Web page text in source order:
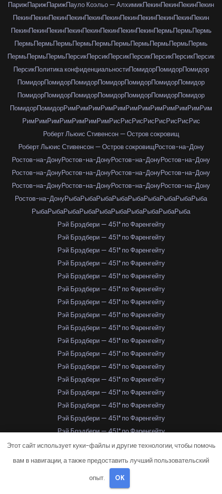
ПарижПарижПарижПауло Коэльо — АлхимикПекинПекинПекинПекин
ПекинПекинПекинПекинПекинПекинПекинПекинПекинПекинПекин
ПекинПекинПекинПекинПекинПекинПекинПекинПермьПермьПермь
ПермьПермьПермьПермьПермьПермьПермьПермьПермьПермь
ПермьПермьПермьПерсикПерсикПерсикПерсикПерсикПерсикПерсик
ПерсикПолитика конфиденциальностиПомидорПомидорПомидор
ПомидорПомидорПомидорПомидорПомидорПомидорПомидор
ПомидорПомидорПомидорПомидорПомидорПомидорПомидор
ПомидорПомидорРимРимРимРимРимРимРимРимРимРимРимРим
РимРимРимРимРимРимРимРисРисРисРисРисРисРисРис
Роберт Льюис Стивенсон — Остров сокровищ
Роберт Льюис Стивенсон — Остров сокровищРостов-на-Дону
Ростов-на-ДонуРостов-на-ДонуРостов-на-ДонуРостов-на-Дону
Ростов-на-ДонуРостов-на-ДонуРостов-на-ДонуРостов-на-Дону
Ростов-на-ДонуРостов-на-ДонуРостов-на-ДонуРостов-на-Дону
Ростов-на-ДонуРыбаРыбаРыбаРыбаРыбаРыбаРыбаРыбаРыба
РыбаРыбаРыбаРыбаРыбаРыбаРыбаРыбаРыбаРыба
Рэй Брэдбери — 451° по Фаренгейту
Рэй Брэдбери — 451° по Фаренгейту
Рэй Брэдбери — 451° по Фаренгейту
Рэй Брэдбери — 451° по Фаренгейту
Рэй Брэдбери — 451° по Фаренгейту
Рэй Брэдбери — 451° по Фаренгейту
Рэй Брэдбери — 451° по Фаренгейту
Рэй Брэдбери — 451° по Фаренгейту
Рэй Брэдбери — 451° по Фаренгейту
Рэй Брэдбери — 451° по Фаренгейту
Рэй Брэдбери — 451° по Фаренгейту
Рэй Брэдбери — 451° по Фаренгейту
Рэй Брэдбери — 451° по Фаренгейту
Рэй Брэдбери — 451° по Фаренгейту
Рэй Брэдбери — 451° по Фаренгейту
Рэй Брэдбери — 451° по Фаренгейту
Рэй Брэдбери — 451° по Фаренгейту
Рэй Брэдбери — 451° по Фаренгейту
Рэй Брэдбери — 451° по Фаренгейту
Рэй Брэдбери — 451° по Фаренгейту
Рэй Брэдбери — 451° по Фаренгейту
Этот сайт использует куки-файлы и другие технологии, чтобы помочь
вам в навигации, а также предоставить лучший пользовательский
опыт. OK